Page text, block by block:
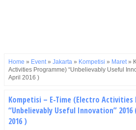
Home » Event» Jakarta » Kompetisi » Maret»
Activities Programme) “Unbelievably Useful
April 2016 )
Kompetisi – E-Time (Electro Activities
“Unbelievably Useful Innovation”
2016 )